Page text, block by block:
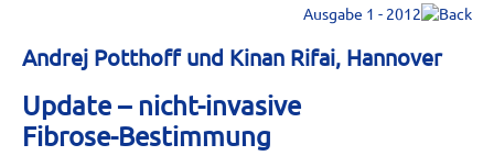
Ausgabe 1 - 2012
Andrej Potthoff und Kinan Rifai, Hannover
Update – nicht-invasive
Fibrose-Bestimmung